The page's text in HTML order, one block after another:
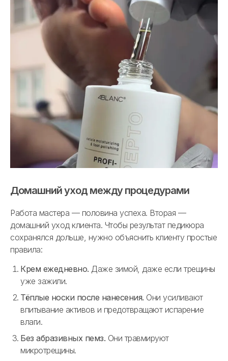
Домашний уход между процедурами
Работа мастера — половина успеха. Вторая —
домашний уход клиента. Чтобы результат педикюра
сохранялся дольше, нужно объяснить клиенту простые
правила:
Крем ежедневно. Даже зимой, даже если трещины
уже зажили.
Тёплые носки после нанесения. Они усиливают
впитывание активов и предотвращают испарение
влаги.
Без абразивных пемз. Они травмируют
микротрещины.